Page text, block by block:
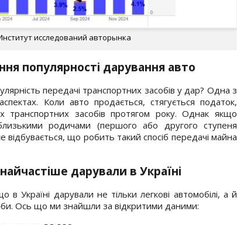
исследований авторынка
популярності дарування авто
передачі транспортних засобів у дар? Одна з
Коли авто продається, стягується податок,
транспортних засобів протягом року. Однак якщо
родичами (першого або другого ступеня
відбувається, що робить такий спосіб передачі майна
дарували в Україні
в Україні дарували не тільки легкові автомобілі, а й
Ось що ми знайшли за відкритими даними: